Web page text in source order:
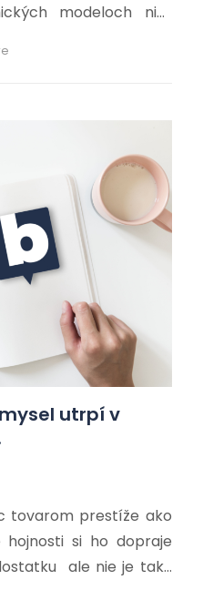
modeloch niet
extrémne udalosti. Ak
len z dôvodu
tomuto problému aj
Aj oni veria(hoci
riadiť […]
utrpí v
tovarom prestíže ako
si ho dopraje
ale nie je taký